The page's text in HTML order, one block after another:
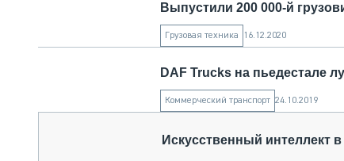
ТЕХНИКА КРУПНЫМ ПЛАНОМ
ИСПЫТАТЕЛИ
ТЕХНОЛОГИИ
СЕРВИСМЕНЫ
Выпустили 200 000-й
Грузовая техника 16.12.2020
DAF Trucks на пьедестале
Коммерческий транспорт 24.10.2019
Искусственный интеллект в